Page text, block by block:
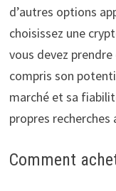
d’autres options
choisissez une
vous devez
compris son
marché et sa
propres recherches
Comment